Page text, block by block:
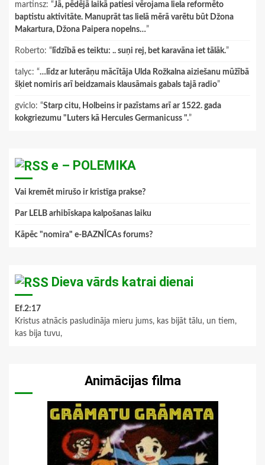
martinsz: “Jā, pēdējā laikā patiesi vērojama liela reformēto
baptistu aktivitāte. Manuprāt tas lielā mērā varētu būt Džona
Makartura, Džona Paipera nopelns…”
Roberto: “ līdzībā es teiktu: .. suņi rej, bet karavāna iet tālāk.”
talyc: “…līdz ar luterāņu mācītāja Ulda Rožkalna aiziešanu mūžībā
šķiet nomiris arī beidzamais klausāmais gabals tajā radio”
gviclo: “Starp citu, Holbeins ir pazīstams arī ar 1522. gada
kokgriezumu "Luters kā Hercules Germanicuss ".”
e – POLEMIKA
Vai kremēt mirušo ir kristīga prakse?
Par LELB arhibīskapa kalpošanas laiku
Kāpēc "nomira" e-BAZNĪCAs forums?
Dieva vārds katrai dienai
Ef.2:17
Kristus atnācis pasludināja mieru jums, kas bijāt tālu, un tiem,
kas bija tuvu,
Animācijas filma